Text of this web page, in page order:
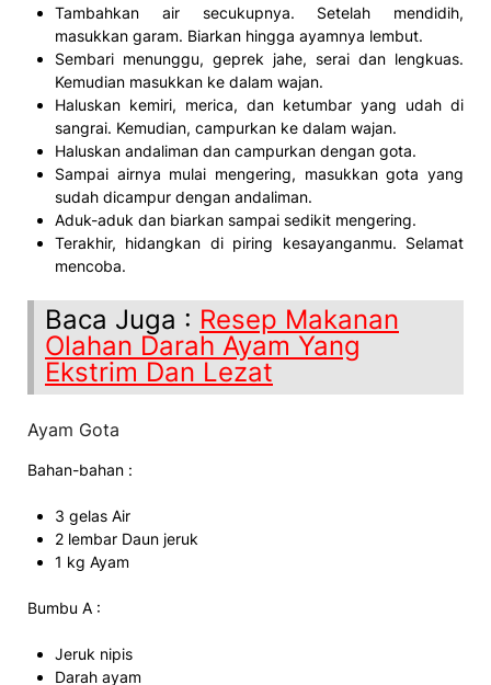
Tambahkan air secukupnya. Setelah mendidih,
masukkan garam. Biarkan hingga ayamnya lembut.
Sembari menunggu, geprek jahe, serai dan lengkuas.
Kemudian masukkan ke dalam wajan.
Haluskan kemiri, merica, dan ketumbar yang udah di
sangrai. Kemudian, campurkan ke dalam wajan.
Haluskan andaliman dan campurkan dengan gota.
Sampai airnya mulai mengering, masukkan gota yang
sudah dicampur dengan andaliman.
Aduk-aduk dan biarkan sampai sedikit mengering.
Terakhir, hidangkan di piring kesayanganmu. Selamat
mencoba.
Baca Juga : Resep Makanan
Olahan Darah Ayam Yang
Ekstrim Dan Lezat
Ayam Gota
Bahan-bahan :
3 gelas Air
2 lembar Daun jeruk
1 kg Ayam
Bumbu A :
Jeruk nipis
Darah ayam